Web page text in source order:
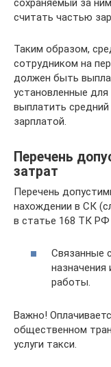
сохраняемый за
считать частью
Таким образом,
сотрудником на
должен быть
установленные
выплатить
зарплатой.
Перечень
затрат
Перечень
нахождении в СК
в статье 168 ТК
Связанные
работы.
Важно!
общественном
услуги такси.